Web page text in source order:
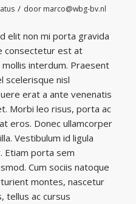
/ door marco@wbg-bv.nl
elit non mi porta gravida
consectetur est at
interdum. Praesent
scelerisque nisl
erat a ante venenatis
Morbi leo risus, porta ac
eros. Donec ullamcorper
Vestibulum id ligula
Etiam porta sem
Cum sociis natoque
montes, nascetur
tellus ac cursus